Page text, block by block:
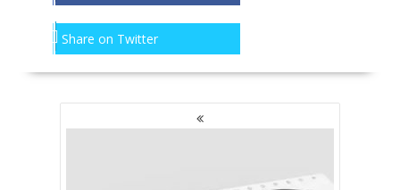
Share on Twitter
NAWIGACJA